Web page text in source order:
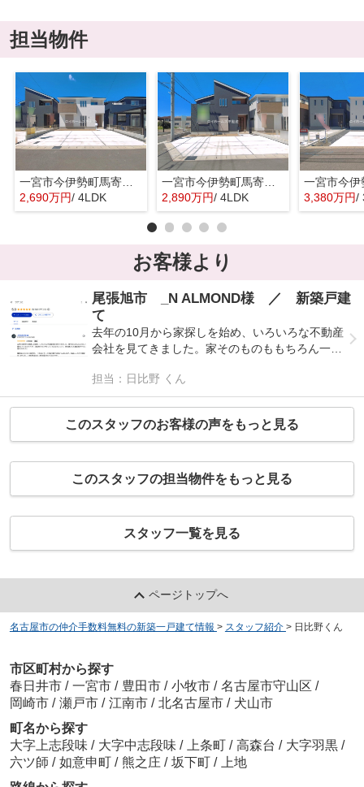
担当物件
一宮市今伊勢町馬寄字上畑田41-1『仲介料無料』新築戸建て
2,690万円/ 4LDK
一宮市今伊勢町馬寄字上畑田41-1『仲介料無料』新築戸建て
2,890万円/ 4LDK 3,380万円/
お客様より
尾張旭市 _N ALMOND様 ／ 新築戸建
て
去年の10月から家探しを始め、いろいろな不動産
会社を見てきました。家そのものももちろん一番
だけたことで、家を購入した満足度がさらに高ま
りました。 最初は口コミの⭐︎5を見て、「本当
てみて納得の⭐︎5でした。⭐︎10があるなら⭐︎10を付
けたいくらいです。 これまでお会いした他の不
動産会社の担当者では考えられないほど、親身
で、丁寧で、レスポンスもとても早く対応してく
ださいました。仲介手数料が無料なのに、「どう
思うくらい、最後まで誠実で丁寧な対応でした。
人柄も素晴らしく、説明も分かりやすく的確で、
持っておすすめできます。 主人が外国人で、書
類を書くのに時間がかかってしまった際も、「綺
てくださり、その一言がとても嬉しかったです。
ームズさんを全力でおすすめします。「この人か
ら家を買いたい」と心から思える、そんな担当者
でした。 私も主人も大満足です。本当にありが
担当：日比野 くん
このスタッフのお客様の声をもっと見る
このスタッフの担当物件をもっと見る
スタッフ一覧を見る
ページトップへ
名古屋市の仲介手数料無料の新築一戸建て情報 > スタッフ紹介 > 日比野くん
市区町村から探す
春日井市 / 一宮市 / 豊田市 / 小牧市 / 名古屋市守山区 /
岡崎市 / 瀬戸市 / 江南市 / 北名古屋市 / 犬山市
町名から探す
大字上志段味 / 大字中志段味 / 上条町 / 高森台 / 大字羽黒 /
六ツ師 / 如意申町 / 熊之庄 / 坂下町 /
上地